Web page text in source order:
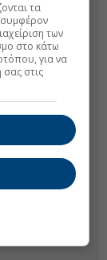
τα
των
στο κάτω
για να
σας στις